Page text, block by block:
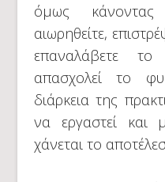
όμως
αιωρηθείτε,
επαναλάβετε
απασχολεί το
διάρκεια της
να εργαστεί και
χάνεται το